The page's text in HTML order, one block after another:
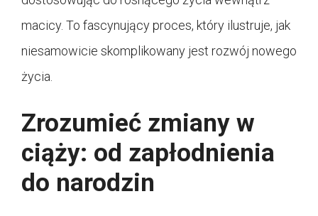
macicy. To fascynujący proces, który ilustruje, jak
niesamowicie skomplikowany jest rozwój nowego
życia.
Zrozumieć zmiany w
ciąży: od zapłodnienia
do narodzin